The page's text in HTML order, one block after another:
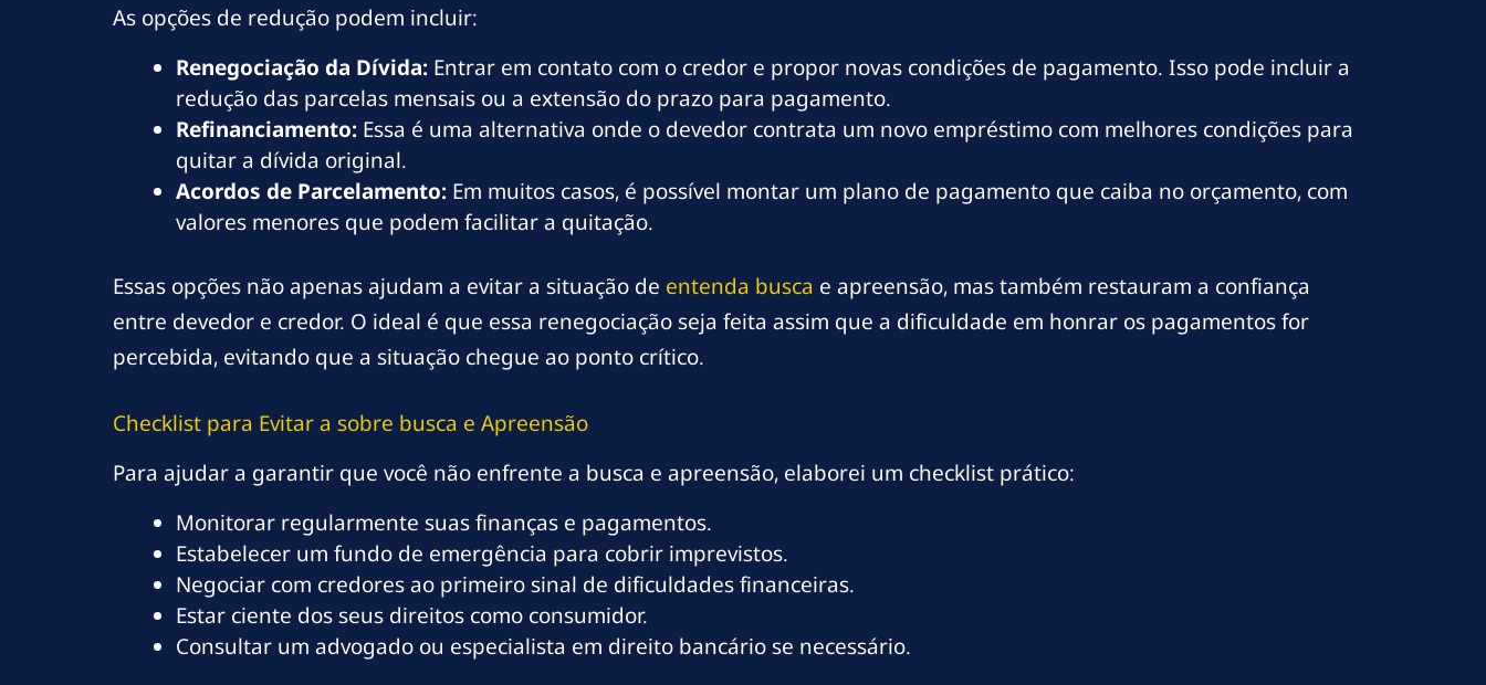
As opções de redução podem incluir:
Renegociação da Dívida: Entrar em contato com o credor e propor novas condições de pagamento. Isso pode incluir a
redução das parcelas mensais ou a extensão do prazo para pagamento.
Refinanciamento: Essa é uma alternativa onde o devedor contrata um novo empréstimo com melhores condições para
quitar a dívida original.
Acordos de Parcelamento: Em muitos casos, é possível montar um plano de pagamento que caiba no orçamento, com
valores menores que podem facilitar a quitação.
Essas opções não apenas ajudam a evitar a situação de entenda busca e apreensão, mas também restauram a confiança
entre devedor e credor. O ideal é que essa renegociação seja feita assim que a dificuldade em honrar os pagamentos for
percebida, evitando que a situação chegue ao ponto crítico.
Checklist para Evitar a sobre busca e Apreensão
Para ajudar a garantir que você não enfrente a busca e apreensão, elaborei um checklist prático:
Monitorar regularmente suas finanças e pagamentos.
Estabelecer um fundo de emergência para cobrir imprevistos.
Negociar com credores ao primeiro sinal de dificuldades financeiras.
Estar ciente dos seus direitos como consumidor.
Consultar um advogado ou especialista em direito bancário se necessário.